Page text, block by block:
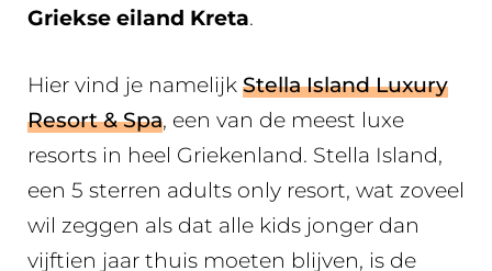
Griekse eiland Kreta.
Hier vind je namelijk Stella Island Luxury
Resort & Spa, een van de meest luxe
resorts in heel Griekenland. Stella Island,
een 5 sterren adults only resort, wat zoveel
wil zeggen als dat alle kids jonger dan
vijftien jaar thuis moeten blijven, is de